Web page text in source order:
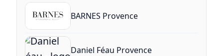
BARNES Provence
Daniel Féau Provence